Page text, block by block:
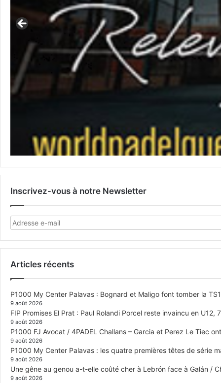
Inscrivez-vous à notre Newsletter
Articles récents
P1000 My Center Palavas : Bognard et Maligo font tomber la
9 août 2026
FIP Promises El Prat : Paul Rolandi Porcel reste invaincu en U12,
9 août 2026
P1000 FJ Avocat / 4PADEL Challans – Garcia et Perez Le Tiec
9 août 2026
P1000 My Center Palavas : les quatre premières têtes de série
9 août 2026
Une gêne au genou a-t-elle coûté cher à Lebrón face à Galán /
9 août 2026